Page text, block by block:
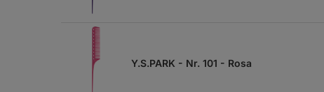
Y.S.PARK - Nr. 101 - Rosa